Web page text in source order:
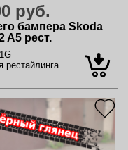
руб.
бампера Skoda
A5 рест.
рестайлинга